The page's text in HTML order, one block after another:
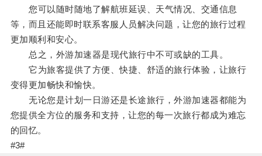
您可以随时随地了解航班延误、天气情况、交通信息
等，而且还能即时联系客服人员解决问题，让您的旅行过程
更加顺利和安心。
总之，外游加速器是现代旅行中不可或缺的工具。
它为旅客提供了方便、快捷、舒适的旅行体验，让旅行
变得更加畅快和愉快。
无论您是计划一日游还是长途旅行，外游加速器都能为
您提供全方位的服务和支持，让您的每一次旅行都成为难忘
的回忆。
#3#